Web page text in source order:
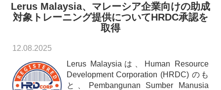
Lerus Malaysia、マレーシア企業向けの助成
対象トレーニング提供についてHRDC承認を
取得
12.08.2025
Lerus Malaysiaは、Human Resource
Development Corporation (HRDC) のも
と、Pembangunan Sumber Manusia